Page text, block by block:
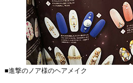
■進撃のノア様のヘアメイク